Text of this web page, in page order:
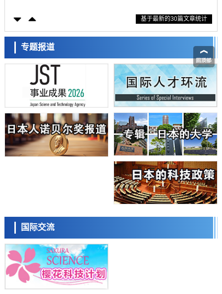
东京大学通过叶绿体基因组编辑技术强化碳固定酶，成功提高光合作用
科学研究
藤田医科大学等成功鉴定出非结核分枝杆菌生存的必需基因，首次揭示
该基因的必要性因菌株而异
经济・社会
【AI法下篇】如何应对AI的不可控性——中央大学平野晋教授专访
科学研究
日本学术会议：为保持土壤健康应采取哪些措施？探讨土壤保护与强化
的具体对策
科学研究
大阪大学开发基于水氢键网络的温度预测新方法，AI从分子排列信息中
高精度解读
经济・社会
【AI法上篇】如何对“将人生交给AI”保持危机感——中央大学平野晋教
庆应义塾大学阐明脑内“游击手”小胶质细胞包裹保护受损神经细胞的机
制，有望用于开发阿尔茨海默病等疾病疗法
劣化抑制机制，为提升轮胎安全性与耐久性的材料设计开辟道路
科学研究
近畿大学等发现植物染料“日本茜”的红色成分可抑制老化与炎症，有望
成为新型功能性材料
科学研究
群马大学开发针对难治性癫痫的新型基因疗法，利用超小型GAD67启动
子抑制发作
科学研究
九州大学揭示夜间眼压升高机制：两种激素波动叠加所致
基于最新的30篇文章统计
专题报道
国际交流
流员